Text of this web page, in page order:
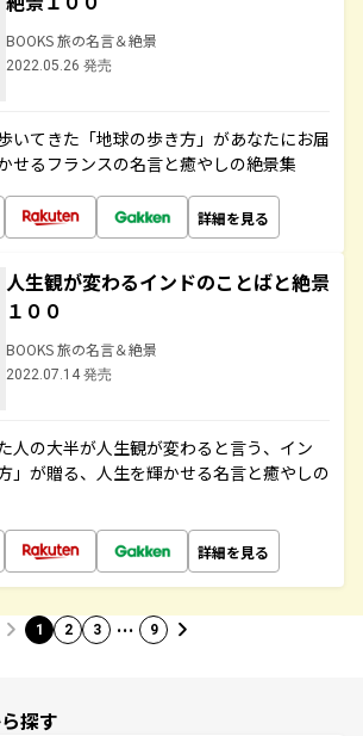
BOOKS 旅の名言＆絶景
2022.05.26 発売
いてきた「地球の歩き方」があなたにお届
せるフランスの名言と癒やしの絶景集
詳細を見る
人生観が変わるインドのことばと絶景
１００
BOOKS 旅の名言＆絶景
2022.07.14 発売
人の大半が人生観が変わると言う、イン
」が贈る、人生を輝かせる名言と癒やしの
詳細を見る
1 2 3 … 9
探す